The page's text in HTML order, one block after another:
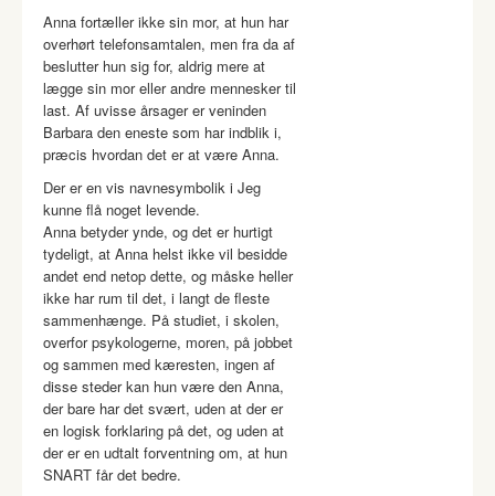
Anna fortæller ikke sin mor, at hun har
overhørt telefonsamtalen, men fra da af
beslutter hun sig for, aldrig mere at
lægge sin mor eller andre mennesker til
last. Af uvisse årsager er veninden
Barbara den eneste som har indblik i,
præcis hvordan det er at være Anna.
Der er en vis navnesymbolik i Jeg
kunne flå noget levende.
Anna betyder ynde, og det er hurtigt
tydeligt, at Anna helst ikke vil besidde
andet end netop dette, og måske heller
ikke har rum til det, i langt de fleste
sammenhænge. På studiet, i skolen,
overfor psykologerne, moren, på jobbet
og sammen med kæresten, ingen af
disse steder kan hun være den Anna,
der bare har det svært, uden at der er
en logisk forklaring på det, og uden at
der er en udtalt forventning om, at hun
SNART får det bedre.